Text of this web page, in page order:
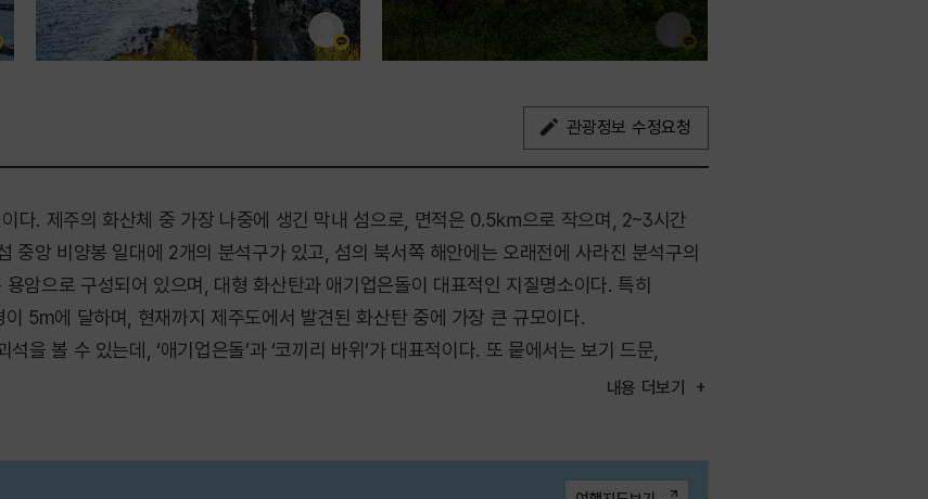
관광정보 수정요청
다. 제주의 화산체 중 가장 나중에 생긴 막내 섬으로, 면적은 0.5㎞으로 작으며, 2~3시간
중앙 비양봉 일대에 2개의 분석구가 있고, 섬의 북서쪽 해안에는 오래전에 사라진 분석구의
암으로 구성되어 있으며, 대형 화산탄과 애기업은돌이 대표적인 지질명소이다. 특히
5m에 달하며, 현재까지 제주도에서 발견된 화산탄 중에 가장 큰 규모이다.
을 볼 수 있는데, ‘애기업은돌’과 ‘코끼리 바위’가 대표적이다. 또 뭍에서는 보기 드문,
물이 드나들어 염분 변화가 큰 습지이다. 비양봉 전망대는 조금 더 오르면 하얀 등대가 있는데,
있는데, 현재는 하루에 4번 정도 들어오고 나가는 배편이 있고, 한림항에서 15분 정도면
내용 더보기